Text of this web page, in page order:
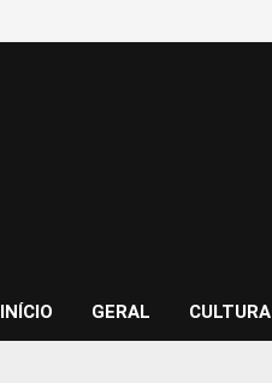
INÍCIO GERAL CULTURA